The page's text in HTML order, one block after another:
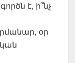
է, ի՞նչ
օր